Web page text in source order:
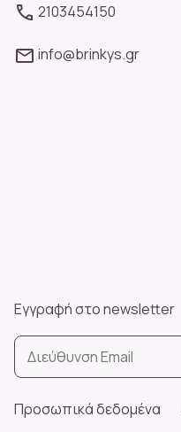
2103454150
info@brinkys.gr
Εγγραφή στο newsletter
Προσωπικά δεδομένα